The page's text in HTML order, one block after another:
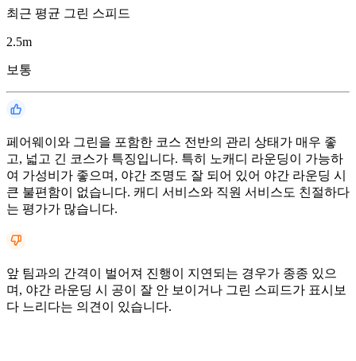
최근 평균 그린 스피드
2.5m
보통
페어웨이와 그린을 포함한 코스 전반의 관리 상태가 매우 좋
고, 넓고 긴 코스가 특징입니다. 특히 노캐디 라운딩이 가능하
여 가성비가 좋으며, 야간 조명도 잘 되어 있어 야간 라운딩 시
큰 불편함이 없습니다. 캐디 서비스와 직원 서비스도 친절하다
는 평가가 많습니다.
앞 팀과의 간격이 벌어져 진행이 지연되는 경우가 종종 있으
며, 야간 라운딩 시 공이 잘 안 보이거나 그린 스피드가 표시보
다 느리다는 의견이 있습니다.